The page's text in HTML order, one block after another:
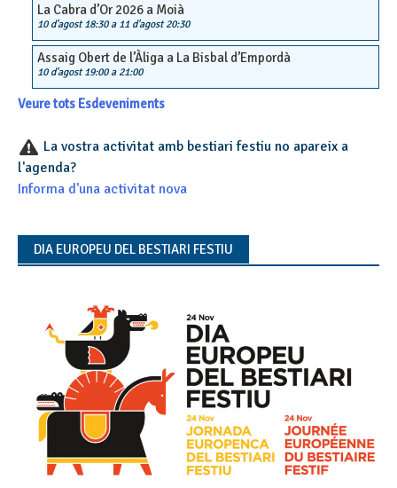
La Cabra d’Or 2026 a Moià
10 d'agost 18:30a 11 d'agost 20:30
Assaig Obert de l’Àliga a La Bisbal d’Empordà
10 d'agost 19:00a 21:00
Veure tots Esdeveniments
La vostra activitat amb bestiari festiu no apareix a
l'agenda?
Informa d'una activitat nova
DIA EUROPEU DEL BESTIARI FESTIU